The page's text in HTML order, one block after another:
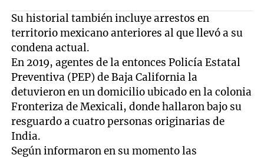
Su historial también incluye arrestos en
territorio mexicano anteriores al que llevó a su
condena actual.
En 2019, agentes de la entonces Policía Estatal
Preventiva (PEP) de Baja California la
detuvieron en un domicilio ubicado en la colonia
Fronteriza de Mexicali, donde hallaron bajo su
resguardo a cuatro personas originarias de
India.
Según informaron en su momento las